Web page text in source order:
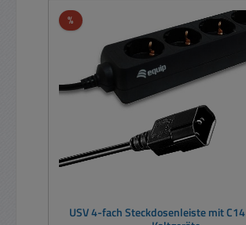
%Rabatt
USV 4-fach Steckdosenleiste mit